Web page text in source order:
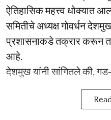
ऐतिहासिक महत्त्व धोक्यात
समितीचे अध्यक्ष गोवर्धन
प्रशासनाकडे तक्रार करून
आहे.
देशमुख यांनी सांगितले की, गड-